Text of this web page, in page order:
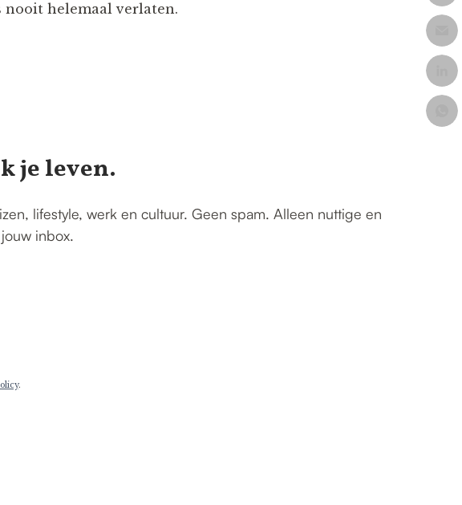
nooit helemaal verlaten.
je leven.
lifestyle, werk en cultuur. Geen spam. Alleen nuttige en
inbox.
.